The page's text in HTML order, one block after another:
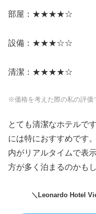
部屋：★★★★☆
設備：★★★☆☆
清潔：★★★★☆
※価格を考えた際の私の評価
とても清潔なホテルで
には特におすすめです
内がリアルタイムで表
方が多く泊まるのかも
＼Leonardo Hotel